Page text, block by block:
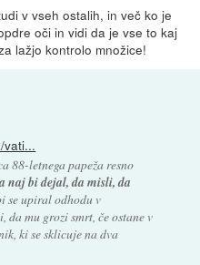
v vseh ostalih, in več ko je
oči in vidi da je vse to kaj
lažjo kontrolo množice!
vati...
88-letnega papeža resno
naj bi dejal, da misli, da
se upiral odhodu v
da mu grozi smrt, če ostane v
ki se sklicuje na dva